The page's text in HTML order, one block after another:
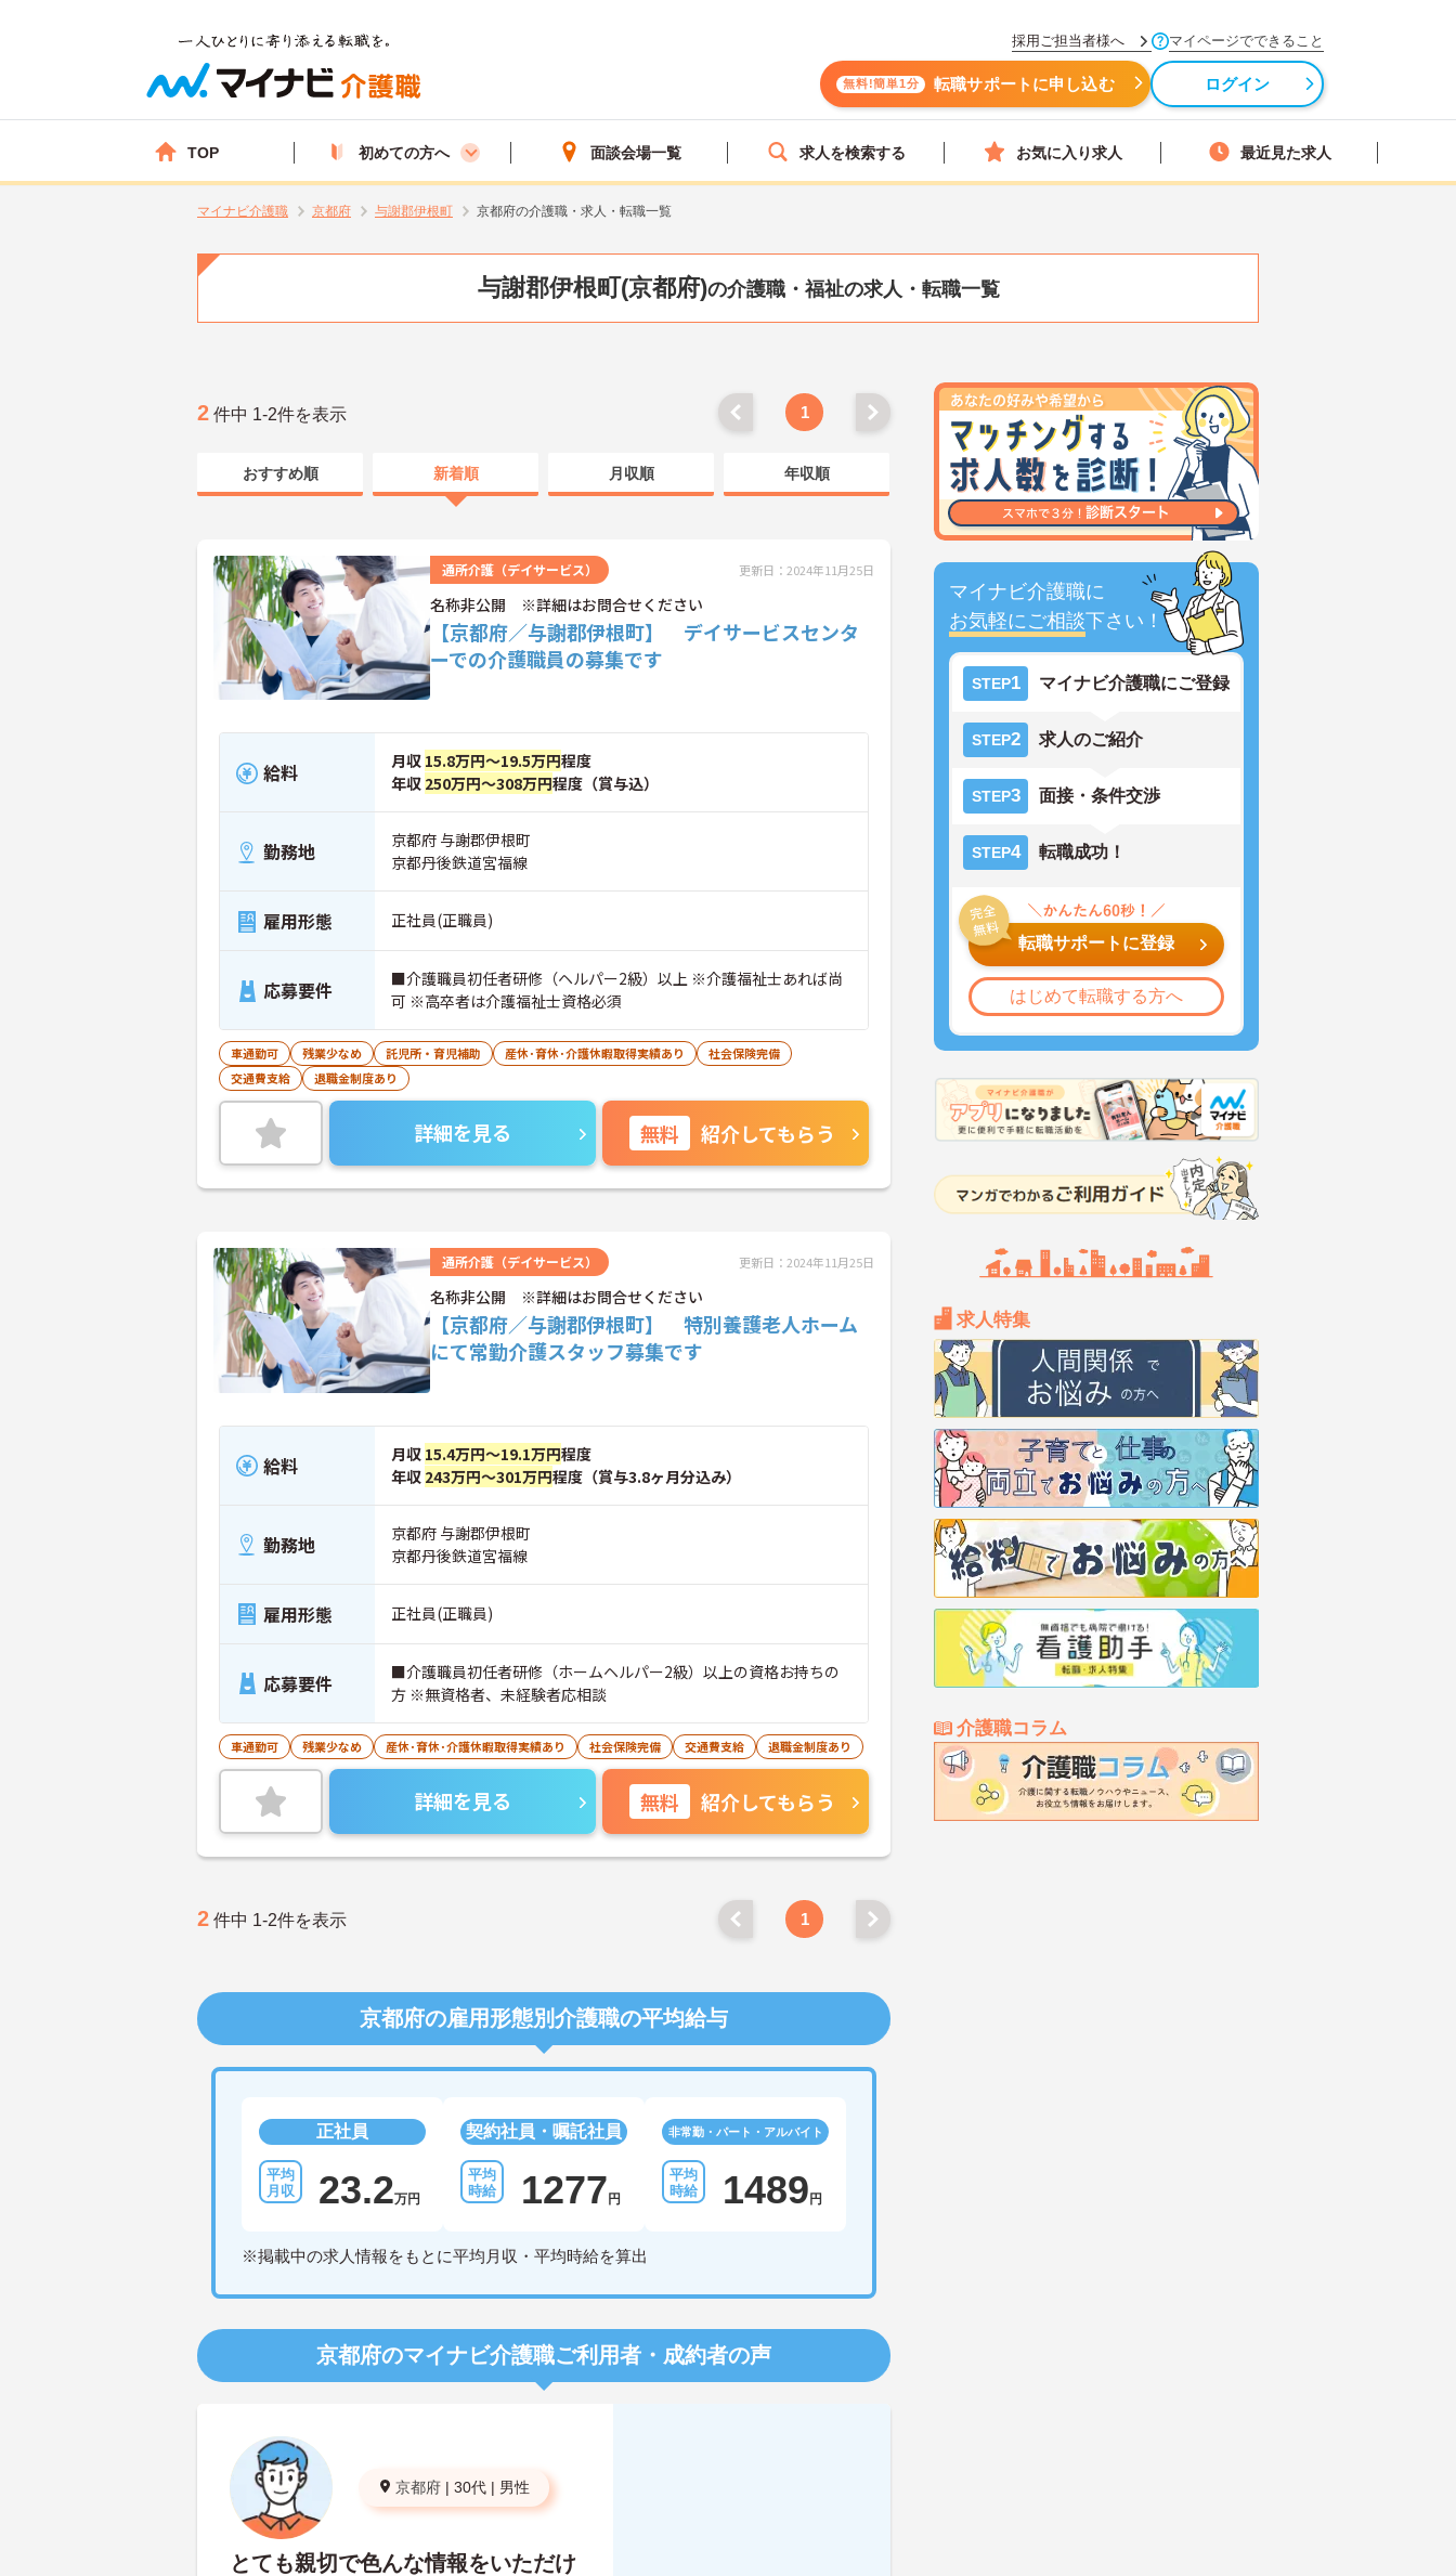
採用ご担当者様へ マイページでできること
無料!簡単1分 転職サポートに申し込む ログイン
TOP 初めての方へ 面談会場一覧 求人を検索する お気に入り求人 最近見た求人
マイナビ介護職 京都府 与謝郡伊根町 京都府の介護職・求人・転職一覧
与謝郡伊根町(京都府)の介護職・福祉の求人・転職一覧
マイナビ介護職に
お気軽にご相談下さい！
STEP1 マイナビ介護職にご登録
STEP2 求人のご紹介
STEP3 面接・条件交渉
STEP4 転職成功！
転職サポートに登録
はじめて転職する方へ
求人特集
介護職コラム
2 件中 1-2件を表示 1
おすすめ順 新着順 月収順 年収順
通所介護（デイサービス） 更新日：2024年11月25日
名称非公開 ※詳細はお問合せください
【京都府／与謝郡伊根町】 デイサービスセンタ
ーでの介護職員の募集です
給料 月収 15.8万円～19.5万円程度
年収 250万円～308万円程度（賞与込）
勤務地
京都府 与謝郡伊根町
京都丹後鉄道宮福線
雇用形態 正社員(正職員)
応募要件
■介護職員初任者研修（ヘルパー2級）以上 ※介護福祉士あれば尚
可 ※高卒者は介護福祉士資格必須
車通勤可 残業少なめ 託児所・育児補助 産休･育休･介護休暇取得実績あり
社会保険完備
交通費支給
退職金制度あり
詳細を見る 無料 紹介してもらう
通所介護（デイサービス） 更新日：2024年11月25日
名称非公開 ※詳細はお問合せください
【京都府／与謝郡伊根町】 特別養護老人ホーム
にて常勤介護スタッフ募集です
給料 月収 15.4万円～19.1万円程度
年収 243万円～301万円程度（賞与3.8ヶ月分込み）
勤務地
京都府 与謝郡伊根町
京都丹後鉄道宮福線
雇用形態 正社員(正職員)
応募要件
■介護職員初任者研修（ホームヘルパー2級）以上の資格お持ちの
方 ※無資格者、未経験者応相談
車通勤可 残業少なめ 産休･育休･介護休暇取得実績あり 社会保険完備 交通費支給 退職金制度あり
詳細を見る 無料 紹介してもらう
2 件中 1-2件を表示 1
京都府の雇用形態別介護職の平均給与
正社員
23.2万円
契約社員・嘱託社員
1277円
非常勤・パート・アルバイト
1489円
※掲載中の求人情報をもとに平均月収・平均時給を算出
京都府のマイナビ介護職ご利用者・成約者の声
京都府 | 30代 | 男性
とても親切で色んな情報をいただけ